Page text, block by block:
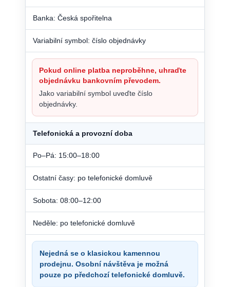
Banka: Česká spořitelna
Variabilní symbol: číslo objednávky
Pokud online platba neproběhne, uhraďte
objednávku bankovním převodem.
Jako variabilní symbol uveďte číslo
objednávky.
Telefonická a provozní doba
Po–Pá: 15:00–18:00
Ostatní časy: po telefonické domluvě
Sobota: 08:00–12:00
Neděle: po telefonické domluvě
Nejedná se o klasickou kamennou
prodejnu. Osobní návštěva je možná
pouze po předchozí telefonické domluvě.